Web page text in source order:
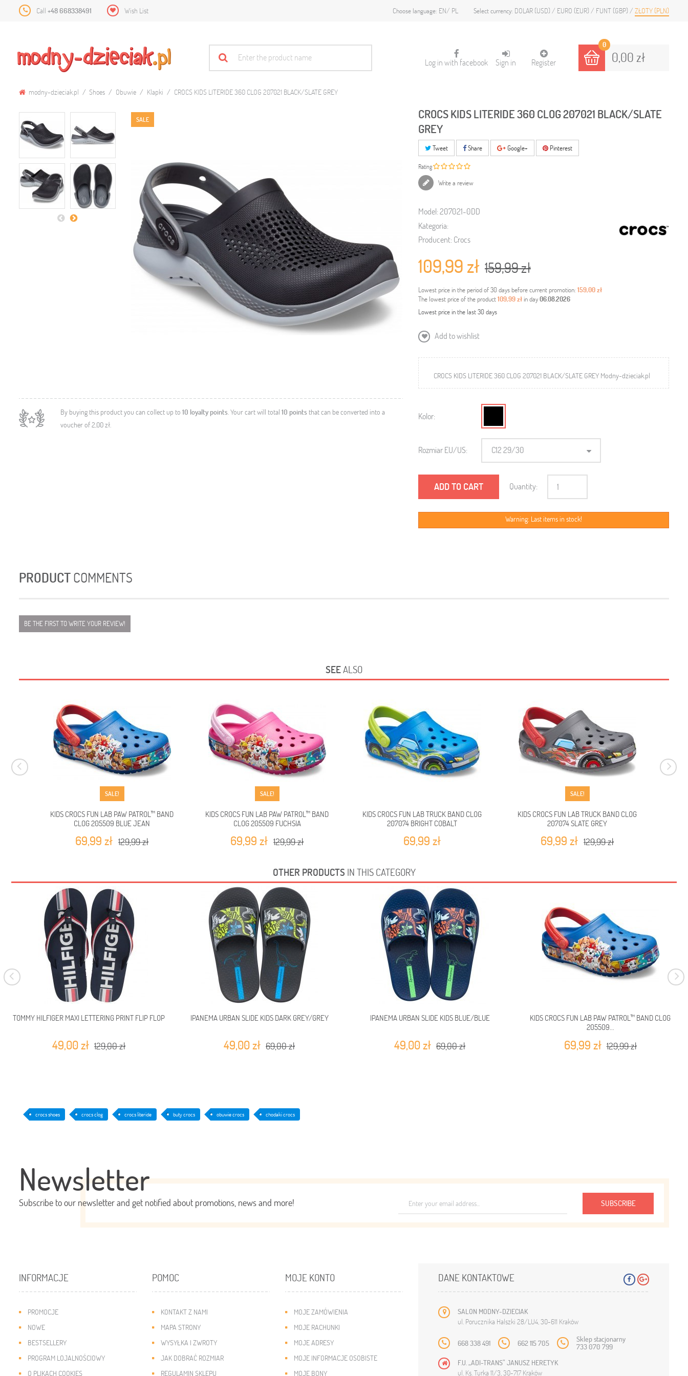
Call +48 668338491 Wish List Select currency: DOLAR (USD) EURO (EUR) FUNT (GBP) ZŁOTY (PLN)
Choose language: EN PL
0
0,00 zł
Sign in Register
Log in with facebook
modny-dzieciak.pl Shoes Obuwie Klapki CROCS KIDS LITERIDE 360 CLOG 207021 BLACK/SLATE GREY
SALE
By buying this product you can collect up to 10 loyalty points. Your cart will total 10 points that can be converted into a
voucher of2,00 zł.
CROCS KIDS LITERIDE 360 CLOG 207021 BLACK/SLATE
GREY
Tweet Share Google+ Pinterest
Rating
Write a review
Model:207021-0DD
Kategoria:
Producent: Crocs
109,99 zł 159,99 zł
Lowest price in the period of 30 days before current promotion: 159,00 zł
The lowest price of the product109,99 złin day06.08.2026
Lowest price in the last 30 days
Add to wishlist
CROCS KIDS LITERIDE 360 CLOG 207021 BLACK/SLATE GREY Modny-dzieciak.pl
Kolor:
Rozmiar EU/US: C12 29/30
ADD TO CART Quantity:
Warning: Last items in stock!
PRODUCTCOMMENTS
BE THE FIRST TO WRITE YOUR REVIEW!
SEEALSO
SALE!
KIDS CROCS FUN LAB PAW PATROL™ BAND
CLOG 205509 BLUE JEAN
69,99 zł 129,99 zł
SALE!
KIDS CROCS FUN LAB PAW PATROL™ BAND
CLOG 205509 FUCHSIA
69,99 zł 129,99 zł
KIDS CROCS FUN LAB TRUCK BAND CLOG
207074 BRIGHT COBALT
69,99 zł
SALE!
KIDS CROCS FUN LAB TRUCK BAND CLOG
207074 SLATE GREY
69,99 zł 129,99 zł
OTHER PRODUCTS IN THIS CATEGORY
TOMMY HILFIGER MAXI LETTERING PRINT FLIP FLOP
49,00 zł 129,00 zł
IPANEMA URBAN SLIDE KIDS DARK GREY/GREY
49,00 zł 69,00 zł
IPANEMA URBAN SLIDE KIDS BLUE/BLUE
49,00 zł 69,00 zł
KIDS CROCS FUN LAB PAW PATROL™ BAND CLOG
205509...
69,99 zł 129,99 zł
crocs shoes crocs clog crocs literide buty crocs obuwie crocs chodaki crocs
Newsletter
Subscribe to our newsletter and get notified about promotions, news and more! SUBSCRIBE
INFORMACJE
PROMOCJE
NOWE
BESTSELLERY
PROGRAM LOJALNOŚCIOWY
O PLIKACH COOKIES
POMOC
KONTAKT Z NAMI
MAPA STRONY
WYSYŁKA I ZWROTY
JAK DOBRAĆ ROZMIAR
REGULAMIN SKLEPU
MOJE KONTO
MOJE ZAMÓWIENIA
MOJE RACHUNKI
MOJE ADRESY
MOJE INFORMACJE OSOBISTE
MOJE BONY
DANE KONTAKTOWE
SALON MODNY-DZIECIAK
ul. Porucznika Halszki 28/LU4, 30-611 Kraków
668 338 491 662 115 705 Sklep stacjonarny
733 070 799
F.U. „ADI-TRANS” JANUSZ HERETYK
ul. Ks. Turka 11/3, 30-717 Kraków